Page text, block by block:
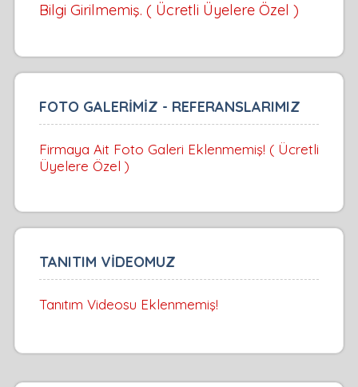
Bilgi Girilmemiş. ( Ücretli Üyelere Özel )
FOTO GALERİMİZ - REFERANSLARIMIZ
Firmaya Ait Foto Galeri Eklenmemiş! ( Ücretli
Üyelere Özel )
TANITIM VİDEOMUZ
Tanıtım Videosu Eklenmemiş!